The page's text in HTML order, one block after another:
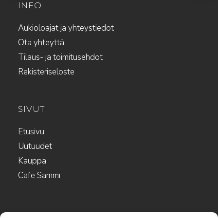
INFO
Aukioloajat ja yhteystiedot
Ota yhteyttä
Tilaus- ja toimitusehdot
Rekisteriseloste
SIVUT
Etusivu
Uutuudet
Kauppa
Cafe Sammi